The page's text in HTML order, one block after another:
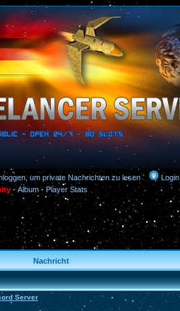
um private Nachrichten zu lesen Login
- Album- Player Stats
Nachricht
Server